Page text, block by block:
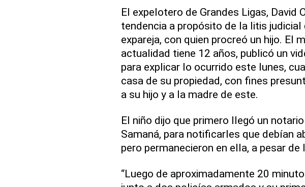
El expelotero de Grandes Ligas, David
tendencia a propósito de la litis judicial
expareja, con quien procreó un hijo. El
actualidad tiene 12 años, publicó un
para explicar lo ocurrido este lunes,
casa de su propiedad, con fines
a su hijo y a la madre de este.
El niño dijo que primero llegó un
Samaná, para notificarles que debían
pero permanecieron en ella, a pesar de
“Luego de aproximadamente 20